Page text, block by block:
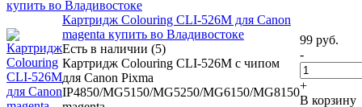
купить во Владивостоке
Картридж Colouring CLI-526M для Canon
magenta купить во Владивостоке
Есть в наличии (5)
Картридж Colouring CLI-526M с чипом
для Canon Pixma
IP4850/MG5150/MG5250/MG6150/MG8150
99 руб.
-
+
В корзину